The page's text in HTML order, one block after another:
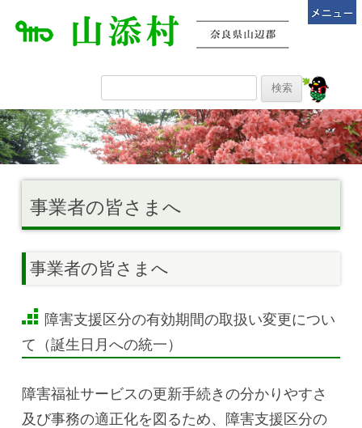
事業者の皆さまへ
事業者の皆さまへ
障害支援区分の有効期間の取扱い変更につい
て（誕生日月への統一）
障害福祉サービスの更新手続きの分かりやすさ
及び事務の適正化を図るため、障害支援区分の